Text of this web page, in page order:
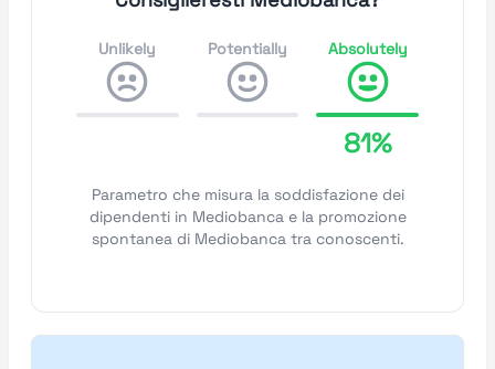
Unlikely Potentially Absolutely
81%
Parametro che misura la soddisfazione dei
dipendenti in Mediobanca e la promozione
spontanea di Mediobanca tra conoscenti.